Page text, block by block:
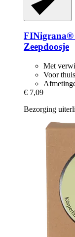
FINigrana®
Zeepdoosje
Met
Voor
€ 7,09
Bezorging